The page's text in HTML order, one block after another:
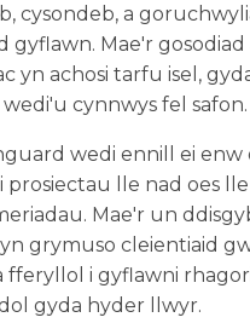
cysondeb, a
gyflawn. Mae'r gosodiad
yn achosi tarfu isel,
cynnwys fel safon.
wedi ennill ei enw
prosiectau lle nad oes lle
Mae'r un
grymuso cleientiaid
fferyllol i gyflawni
gyda hyder llwyr.